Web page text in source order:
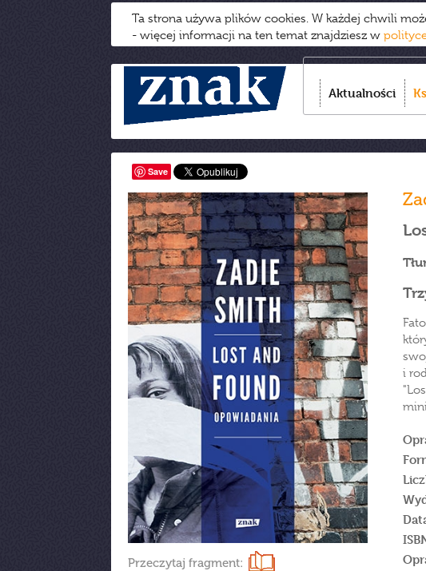
Ta strona używa plików cookies. W każdej chwili
- więcej informacji na ten temat znajdziesz w
Aktualności
Save
Przeczytaj fragment:
i